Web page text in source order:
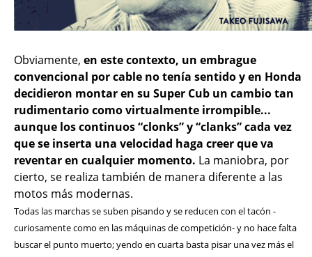
Obviamente, en este contexto, un embrague
convencional por cable no tenía sentido y en Honda
decidieron montar en su Super Cub un cambio tan
rudimentario como virtualmente irrompible...
aunque los continuos “clonks” y “clanks” cada vez
que se inserta una velocidad haga creer que va
reventar en cualquier momento. La maniobra, por
cierto, se realiza también de manera diferente a las
motos más modernas.
Todas las marchas se suben pisando y se reducen con el tacón -
curiosamente como en las máquinas de competición- y no hace falta
buscar el punto muerto; yendo en cuarta basta pisar una vez más el